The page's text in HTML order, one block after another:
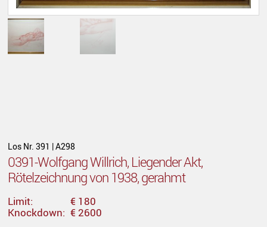
Los Nr. 391 | A298
0391-Wolfgang Willrich, Liegender Akt,
Rötelzeichnung von 1938, gerahmt
Limit:
€ 180
Knockdown: € 2600